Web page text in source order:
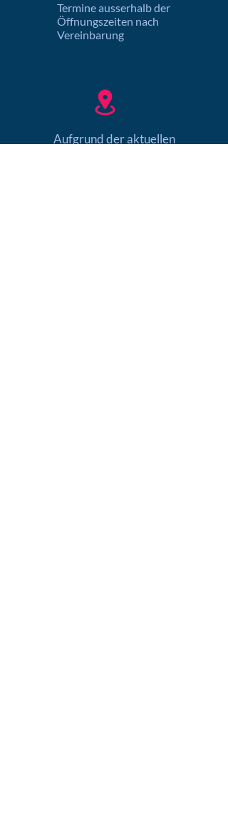
Termine ausserhalb der
Öffnungszeiten nach
Vereinbarung
Aufgrund der aktuellen